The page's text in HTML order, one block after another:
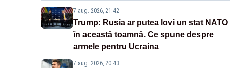
7 aug. 2026, 21:42
Trump: Rusia ar putea lovi un stat NATO
în această toamnă. Ce spune despre
armele pentru Ucraina
7 aug. 2026, 20:43